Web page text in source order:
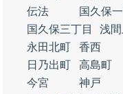
伝法
国久保
国久保三丁目
浅
永田北町
香西
日乃出町
高島町
今宮
神戸